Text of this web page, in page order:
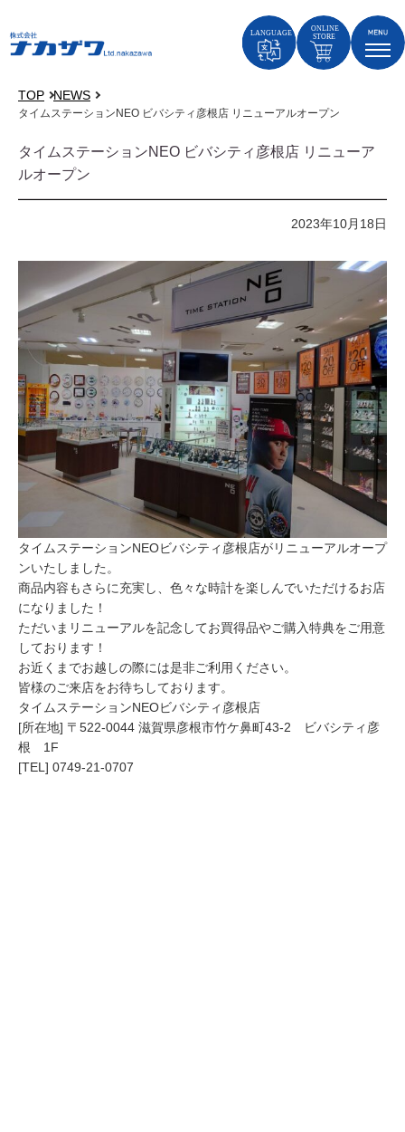
TOP NEWS
タイムステーションNEO ビバシティ彦根店 リニューアルオープン
タイムステーションNEO ビバシティ彦根店 リニューア
ルオープン
2023年10月18日
タイムステーションNEOビバシティ彦根店がリニューアルオープ
ンいたしました。
商品内容もさらに充実し、色々な時計を楽しんでいただけるお店
になりました！
ただいまリニューアルを記念してお買得品やご購入特典をご用意
しております！
お近くまでお越しの際には是非ご利用ください。
皆様のご来店をお待ちしております。
タイムステーションNEOビバシティ彦根店
[所在地] 〒522-0044 滋賀県彦根市竹ケ鼻町43-2 ビバシティ彦
根 1F
[TEL] 0749-21-0707